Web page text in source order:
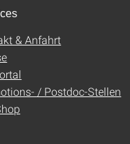
& Anfahrt
/ Postdoc-Stellen